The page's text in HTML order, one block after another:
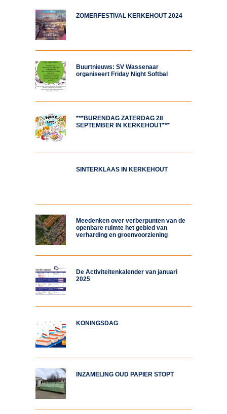
ZOMERFESTIVAL KERKEHOUT 2024
Buurtnieuws: SV Wassenaar
organiseert Friday Night Softbal
***BURENDAG ZATERDAG 28
SEPTEMBER IN KERKEHOUT***
SINTERKLAAS IN KERKEHOUT
Meedenken over verberpunten van de
openbare ruimte het gebied van
verharding en groenvoorziening
De Activiteitenkalender van januari
2025
KONINGSDAG
INZAMELING OUD PAPIER STOPT